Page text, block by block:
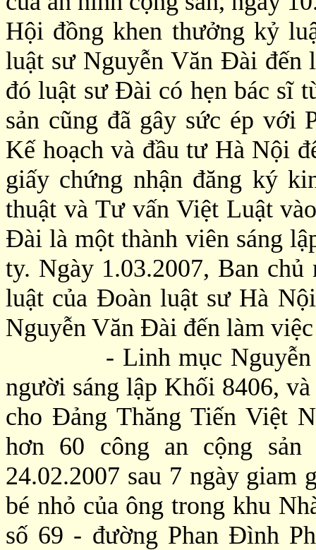
Hội đồng khen thưởng kỷ
luật sư Nguyễn Văn Đài đến
đó luật sư Đài có hẹn bác sĩ
sản cũng đã gây sức ép với
Kế hoạch và đầu tư Hà Nội
giấy chứng nhận đăng ký
thuật và Tư vấn Việt Luật
Đài là một thành viên sáng
ty. Ngày 1.03.2007, Ban
luật của Đoàn luật sư Hà
Nguyễn Văn Đài đến làm
- Linh mục Nguyễn
người sáng lập Khối 8406,
cho Đảng Thăng Tiến Việt
hơn 60 công an cộng
24.02.2007 sau 7 ngày
bé nhỏ của ông trong khu
số 69 - đường Phan Đình